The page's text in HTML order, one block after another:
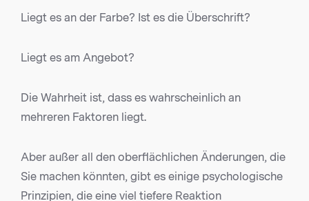
Liegt es an der Farbe? Ist es die Überschrift?
Liegt es am Angebot?
Die Wahrheit ist, dass es wahrscheinlich an
mehreren Faktoren liegt.
Aber außer all den oberflächlichen Änderungen, die
Sie machen könnten, gibt es einige psychologische
Prinzipien, die eine viel tiefere Reaktion